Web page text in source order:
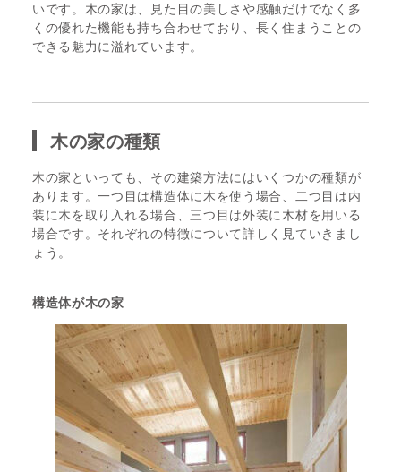
いです。木の家は、見た目の美しさや感触だけでなく多
くの優れた機能も持ち合わせており、長く住まうことの
できる魅力に溢れています。
木の家の種類
木の家といっても、その建築方法にはいくつかの種類が
あります。一つ目は構造体に木を使う場合、二つ目は内
装に木を取り入れる場合、三つ目は外装に木材を用いる
場合です。それぞれの特徴について詳しく見ていきまし
ょう。
構造体が木の家